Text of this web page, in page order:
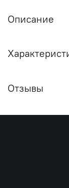
Описание
Отзывы